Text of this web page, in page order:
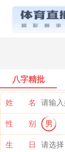
八字精批
姓 名
性 别 男
生 日